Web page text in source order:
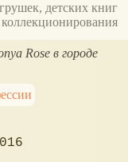
детских книг
Rose в городе